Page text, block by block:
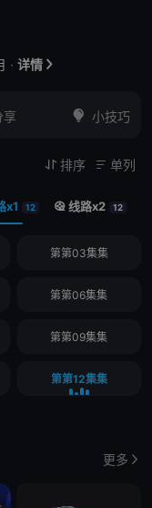
· 详情 
享  小技巧
 排序  单列
x1 12  线路x2 12
第第03集集
第第06集集
第第09集集
第第12集集
更多